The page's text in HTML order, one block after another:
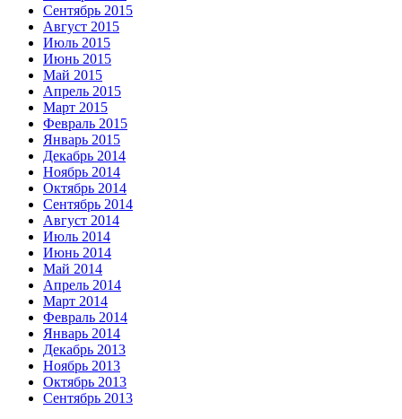
Сентябрь 2015
Август 2015
Июль 2015
Июнь 2015
Май 2015
Апрель 2015
Март 2015
Февраль 2015
Январь 2015
Декабрь 2014
Ноябрь 2014
Октябрь 2014
Сентябрь 2014
Август 2014
Июль 2014
Июнь 2014
Май 2014
Апрель 2014
Март 2014
Февраль 2014
Январь 2014
Декабрь 2013
Ноябрь 2013
Октябрь 2013
Сентябрь 2013